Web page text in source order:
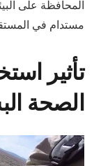
المحافظة على
مستدام في
تأثير
الصحة